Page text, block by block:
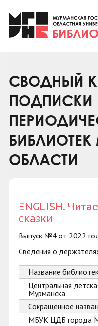
Клуб «Гиря и
Клуб
Коллегам
Контакты
СВОДНЫЙ
ПОДПИСКИ
ОБЛАСТИ
ENGLISH.
сказки
Выпуск №4 от 2022
Сведения о
Название
Центральная
Мурманска
Сокращенное
МБУК ЦДБ города